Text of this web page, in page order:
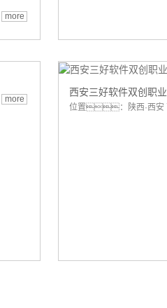
more
more
西安三好软件双创职业
位置：陕西·西安